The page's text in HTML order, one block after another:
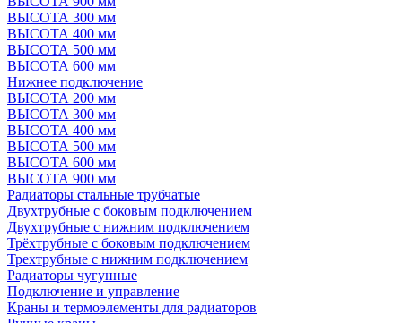
ВЫСОТА 300 мм
ВЫСОТА 400 мм
ВЫСОТА 500 мм
ВЫСОТА 600 мм
Нижнее подключение
ВЫСОТА 200 мм
ВЫСОТА 300 мм
ВЫСОТА 400 мм
ВЫСОТА 500 мм
ВЫСОТА 600 мм
ВЫСОТА 900 мм
Радиаторы стальные трубчатые
Двухтрубные с боковым подключением
Двухтрубные с нижним подключением
Трёхтрубные с боковым подключением
Трехтрубные с нижним подключением
Радиаторы чугунные
Подключение и управление
Краны и термоэлементы для радиаторов